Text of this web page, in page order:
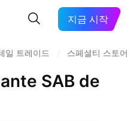
지금 시작
일 트레이드 스페셜티 스토어
SAB de